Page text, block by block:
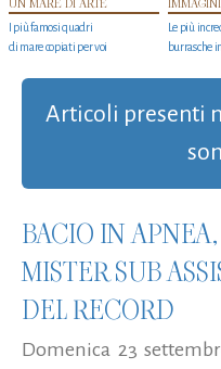
I più famosi quadri
di mare copiati per voi
Le più
burrasche
Articoli presenti
BACIO IN
MISTER SUB
DEL RECORD
Domenica 23